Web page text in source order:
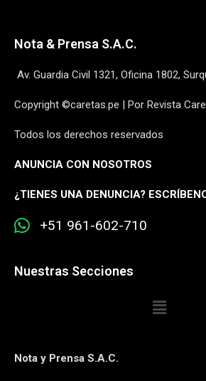
Nota & Prensa S.A.C.
Av. Guardia Civil 1321, Oficina 1802,
Copyright ©caretas.pe | Por Revista
Todos los derechos reservados
ANUNCIA CON NOSOTROS
¿TIENES UNA DENUNCIA?
+51 961-602-710
Nuestras Secciones
Nota y Prensa S.A.C.